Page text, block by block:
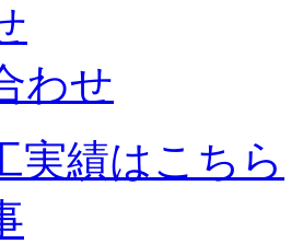
わせ
実績はこちら